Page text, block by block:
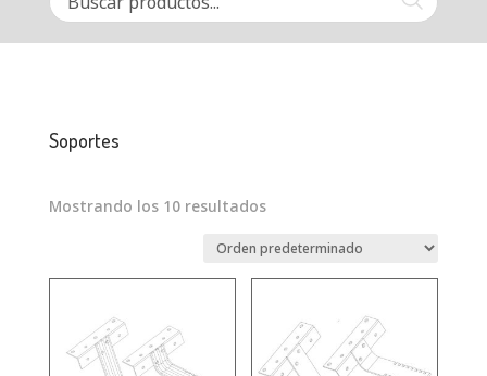
Soportes
Mostrando los 10 resultados